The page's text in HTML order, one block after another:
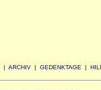
| ARCHIV| GEDENKTAGE |